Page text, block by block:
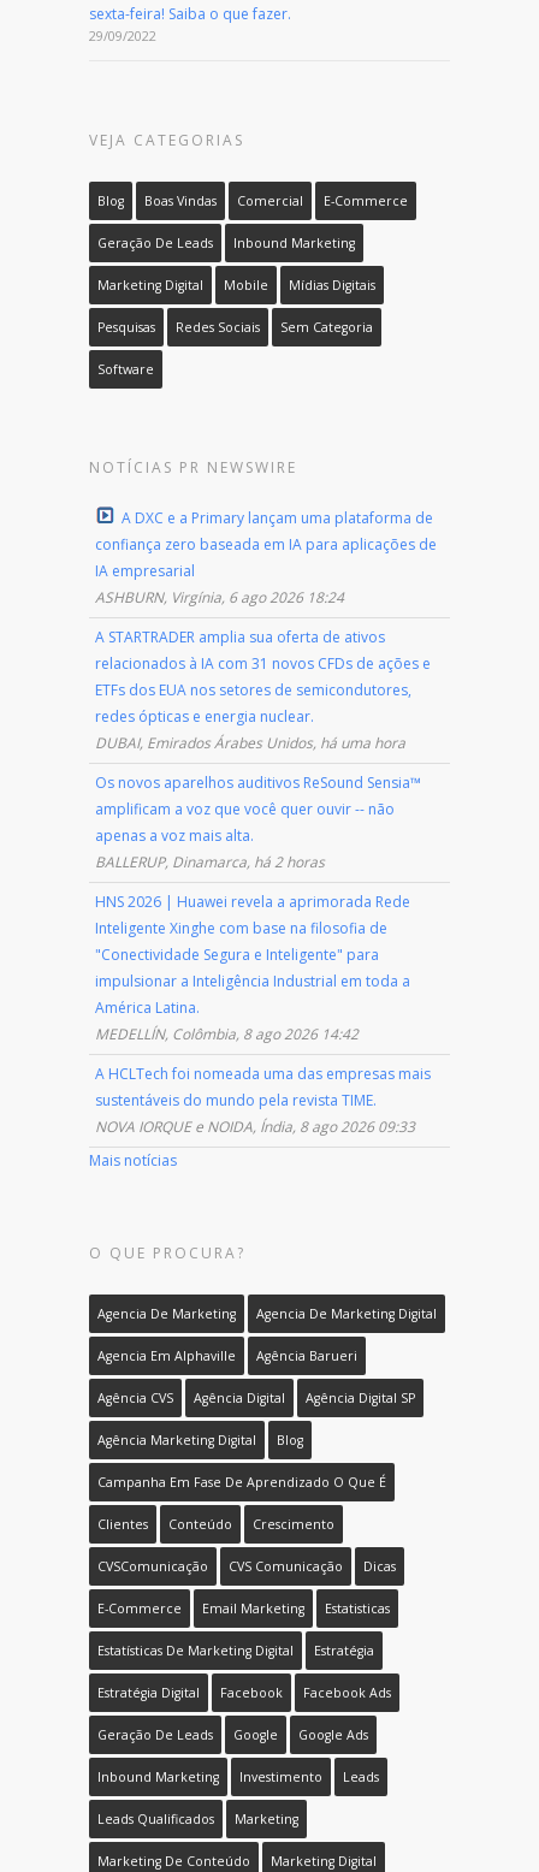
sexta-feira! Saiba o que fazer.
29/09/2022
VEJA CATEGORIAS
Blog Boas Vindas Comercial E-Commerce
Geração De Leads Inbound Marketing
Marketing Digital Mobile Mídias Digitais
Pesquisas Redes Sociais Sem Categoria
Software
NOTÍCIAS PR NEWSWIRE
A DXC e a Primary lançam uma plataforma de
confiança zero baseada em IA para aplicações de
IA empresarial
ASHBURN, Virgínia, 6 ago 2026 18:24
A STARTRADER amplia sua oferta de ativos
relacionados à IA com 31 novos CFDs de ações e
ETFs dos EUA nos setores de semicondutores,
redes ópticas e energia nuclear.
DUBAI, Emirados Árabes Unidos, há uma hora
Os novos aparelhos auditivos ReSound Sensia™
amplificam a voz que você quer ouvir -- não
apenas a voz mais alta.
BALLERUP, Dinamarca, há 2 horas
HNS 2026 | Huawei revela a aprimorada Rede
Inteligente Xinghe com base na filosofia de
"Conectividade Segura e Inteligente" para
impulsionar a Inteligência Industrial em toda a
América Latina.
MEDELLÍN, Colômbia, 8 ago 2026 14:42
A HCLTech foi nomeada uma das empresas mais
sustentáveis do mundo pela revista TIME.
NOVA IORQUE e NOIDA, Índia, 8 ago 2026 09:33
Mais notícias
O QUE PROCURA?
Agencia De Marketing Agencia De Marketing Digital
Agencia Em Alphaville Agência Barueri
Agência CVS Agência Digital Agência Digital SP
Agência Marketing Digital Blog
Campanha Em Fase De Aprendizado O Que É
Clientes Conteúdo Crescimento
CVSComunicação CVS Comunicação Dicas
E-Commerce Email Marketing Estatisticas
Estatísticas De Marketing Digital Estratégia
Estratégia Digital Facebook Facebook Ads
Geração De Leads Google Google Ads
Inbound Marketing Investimento Leads
Leads Qualificados Marketing
Marketing De Conteúdo Marketing Digital